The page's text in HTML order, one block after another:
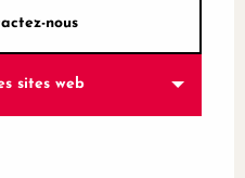
nous
sites web